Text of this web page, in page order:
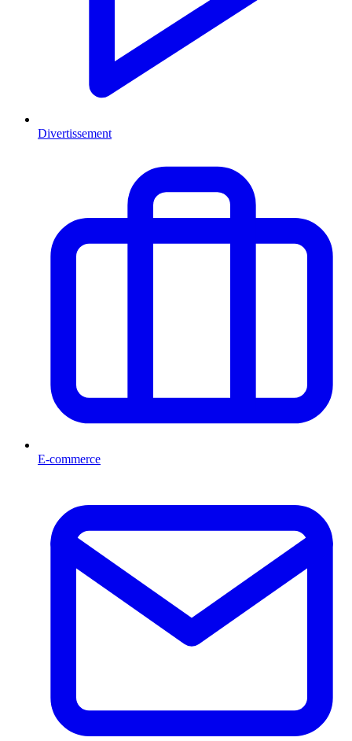
Divertissement
E-commerce